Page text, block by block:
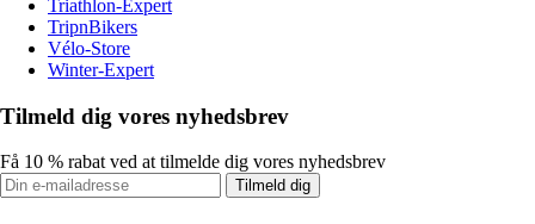
Triathlon-Expert
TripnBikers
Vélo-Store
Winter-Expert
Tilmeld dig vores nyhedsbrev
Få 10 % rabat ved at tilmelde dig vores nyhedsbrev
Tilmeld dig